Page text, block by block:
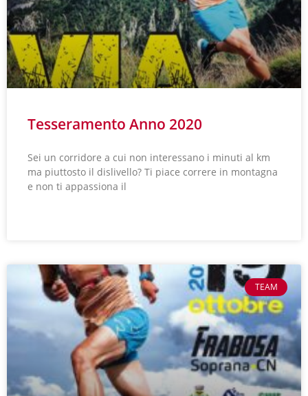
Tesseramento Anno 2020
Sei un corridore a cui non interessano i minuti al km
ma piuttosto il dislivello? Ti piace correre in montagna
e non ti appassiona il
TEAM